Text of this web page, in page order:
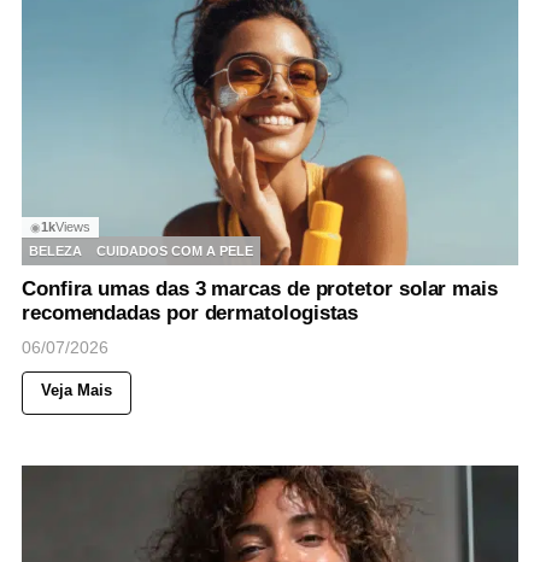
◉1kViews
BELEZA
CUIDADOS COM A PELE
Confira umas das 3 marcas de protetor solar mais
recomendadas por dermatologistas
06/07/2026
Veja Mais